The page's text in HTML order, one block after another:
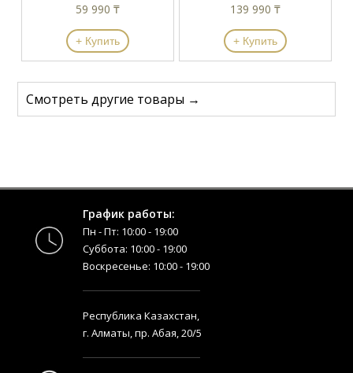
59 990 ₸
+ Купить
139 990 ₸
+ Купить
Смотреть другие товары →
График работы:
Пн - Пт: 10:00 - 19:00
Суббота: 10:00 - 19:00
Воскресенье: 10:00 - 19:00
Республика Казахстан,
г. Алматы, пр. Абая, 20/5